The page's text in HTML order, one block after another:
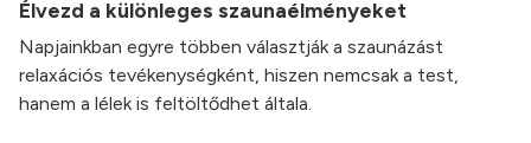
Élvezd a különleges szaunaélményeket
Napjainkban egyre többen választják a szaunázást
relaxációs tevékenységként, hiszen nemcsak a test,
hanem a lélek is feltöltődhet általa.